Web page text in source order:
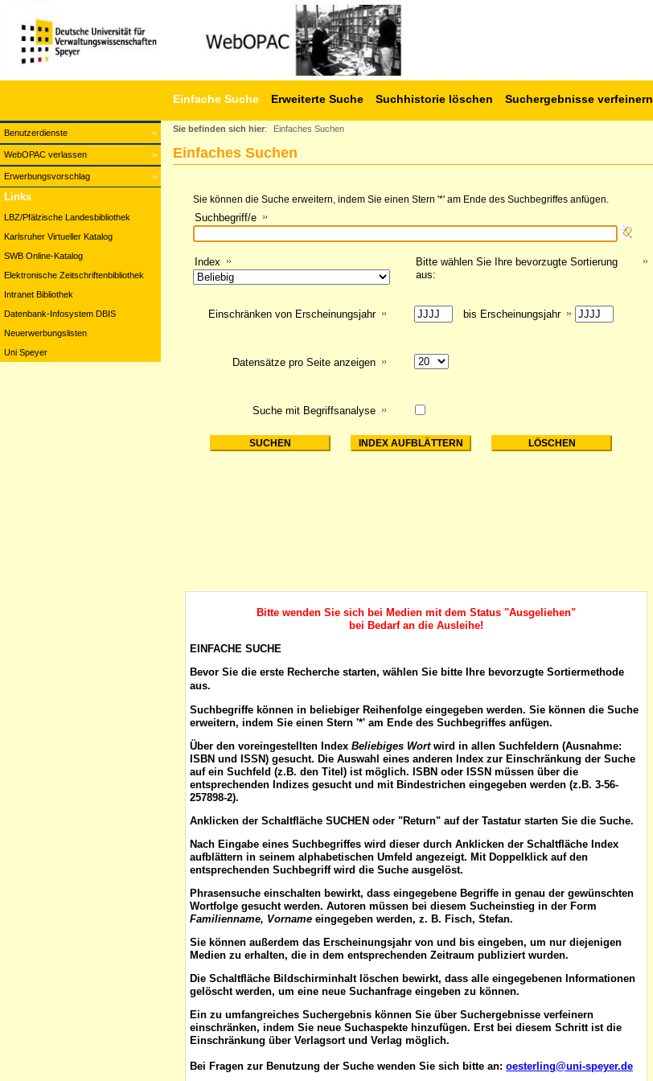
Benutzerdienste
WebOPAC verlassen
Erwerbungsvorschlag
Einfache Suche Erweiterte Suche Suchhistorie löschen Suchergebnisse verfeinern
Links
LBZ/Pfälzische Landesbibliothek
Karlsruher Virtueller Katalog
SWB Online-Katalog
Elektronische Zeitschriftenbibliothek
Intranet Bibliothek
Datenbank-Infosystem DBIS
Neuerwerbungslisten
Uni Speyer
Sie befinden sich hier: Einfaches Suchen
Einfaches Suchen
Sie können die Suche erweitern, indem Sie einen Stern '*' am Ende des Suchbegriffes anfügen.
Suchbegriff/e
Index
Bitte wählen Sie Ihre bevorzugte Sortierung
aus:
Suche mit Begriffsanalyse
Einschränken von Erscheinungsjahr bis Erscheinungsjahr
Datensätze pro Seite anzeigen
Bitte wenden Sie sich bei Medien mit dem Status "Ausgeliehen"
bei Bedarf an die Ausleihe!
EINFACHE SUCHE
Bevor Sie die erste Recherche starten, wählen Sie bitte Ihre bevorzugte Sortiermethode
aus.
Suchbegriffe können in beliebiger Reihenfolge eingegeben werden. Sie können die Suche
erweitern, indem Sie einen Stern '*' am Ende des Suchbegriffes anfügen.
Über den voreingestellten Index Beliebiges Wort wird in allen Suchfeldern (Ausnahme:
ISBN und ISSN) gesucht. Die Auswahl eines anderen Index zur Einschränkung der Suche
auf ein Suchfeld (z.B. den Titel) ist möglich. ISBN oder ISSN müssen über die
entsprechenden Indizes gesucht und mit Bindestrichen eingegeben werden (z.B. 3-56-
257898-2).
Anklicken der Schaltfläche SUCHEN oder "Return" auf der Tastatur starten Sie die Suche.
Nach Eingabe eines Suchbegriffes wird dieser durch Anklicken der Schaltfläche Index
aufblättern in seinem alphabetischen Umfeld angezeigt. Mit Doppelklick auf den
entsprechenden Suchbegriff wird die Suche ausgelöst.
Phrasensuche einschalten bewirkt, dass eingegebene Begriffe in genau der gewünschten
Wortfolge gesucht werden. Autoren müssen bei diesem Sucheinstieg in der Form
Familienname, Vorname eingegeben werden, z. B. Fisch, Stefan.
Sie können außerdem das Erscheinungsjahr von und bis eingeben, um nur diejenigen
Medien zu erhalten, die in dem entsprechenden Zeitraum publiziert wurden.
Die Schaltfläche Bildschirminhalt löschen bewirkt, dass alle eingegebenen Informationen
gelöscht werden, um eine neue Suchanfrage eingeben zu können.
Ein zu umfangreiches Suchergebnis können Sie über Suchergebnisse verfeinern
einschränken, indem Sie neue Suchaspekte hinzufügen. Erst bei diesem Schritt ist die
Einschränkung über Verlagsort und Verlag möglich.
Bei Fragen zur Benutzung der Suche wenden Sie sich bitte an: oesterling@uni-speyer.de